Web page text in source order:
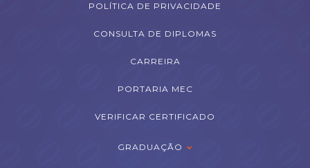
POLÍTICA DE PRIVACIDADE
CONSULTA DE DIPLOMAS
CARREIRA
PORTARIA MEC
VERIFICAR CERTIFICADO
GRADUAÇÃO